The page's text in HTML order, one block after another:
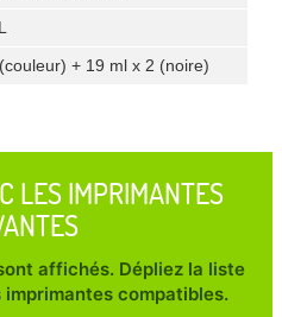
+ 19 ml x 2 (noire)
LES IMPRIMANTES
affichés. Dépliez la liste
compatibles.